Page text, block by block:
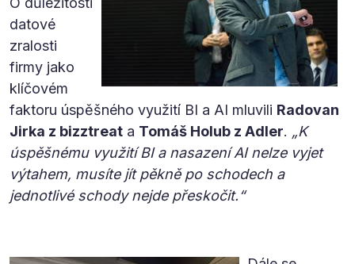
datové
zralosti
firmy jako
klíčovém
faktoru úspěšného využití BI a AI mluvili Radovan
Jirka z bizztreat a Tomáš Holub z Adler. „K
úspěšnému využití BI a nasazení AI nelze vyjet
výtahem, musíte jít pěkně po schodech a
jednotlivé schody nejde přeskočit.“